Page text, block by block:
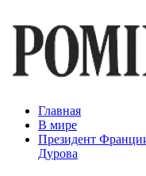
Главная
В мире
Президент
Дурова